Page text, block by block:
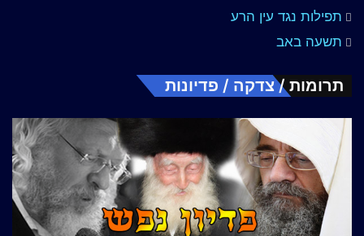
תפילות נגד עין הרע
תשעה באב
תרומות / צדקה / פדיונות